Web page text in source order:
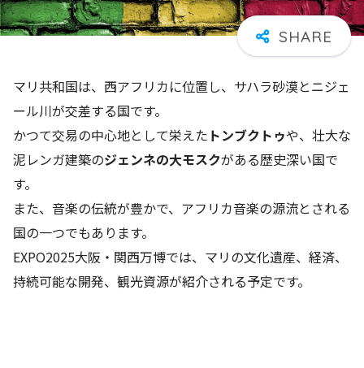
マリ共和国は、西アフリカに位置し、サハラ砂漠とニジェ
ール川が交差する国です。
かつて交易の中心地として栄えた トンブクトゥや、壮大な
泥レンガ建築のジェンネの大モスクがある歴史深い国で
す。
また、音楽の伝統が豊かで、アフリカ音楽の源流とされる
国の一つでもあります。
EXPO2025大阪・関西万博では、マリの文化遺産、経済、
持続可能な開発、観光資源が紹介される予定です。